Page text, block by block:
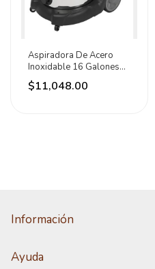
Aspiradora De Acero
Inoxidable 16 Galones
6.5 Hp Urrea Gris
$11,048.00
Información
Ayuda